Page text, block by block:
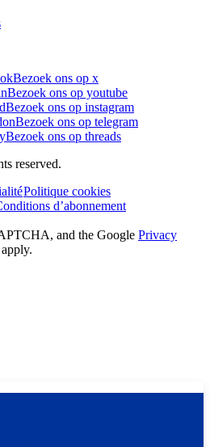
Bezoek ons op x
Bezoek ons op youtube
Bezoek ons op instagram
Bezoek ons op telegram
Bezoek ons op threads
reserved.
Politique cookies
d’abonnement
and the Google Privacy
apply.